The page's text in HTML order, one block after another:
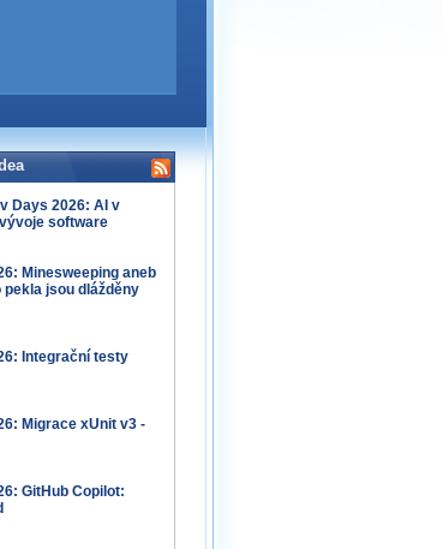
Days 2026: AI v
software
Minesweeping aneb
jsou dlážděny
Integrační testy
Migrace xUnit v3 -
GitHub Copilot: